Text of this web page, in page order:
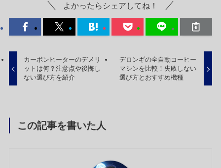
よかったらシェアしてね！
カーボンヒーターのデメリ
ットは何？注意点や後悔し
ない選び方を紹介
デロンギの全自動コーヒー
マシンを比較！失敗しない
選び方とおすすめ機種
この記事を書いた人